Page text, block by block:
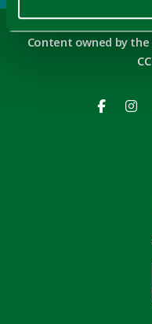
Content owned by